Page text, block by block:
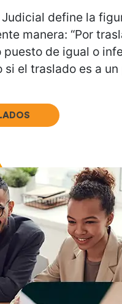
define la
manera: “Por
de igual o
si el traslado es a